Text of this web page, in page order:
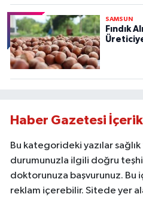
SAMSUN
Fındık
Haber Gazetesi İçerik
Bu kategorideki yazılar
durumunuzla ilgili doğru
doktorunuza başvurunuz. Bu
reklam içerebilir. Sitede yer